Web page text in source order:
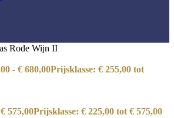
Rode Wijn II
- € 680,00Prijsklasse: € 255,00 tot
€ 575,00Prijsklasse: € 225,00 tot € 575,00